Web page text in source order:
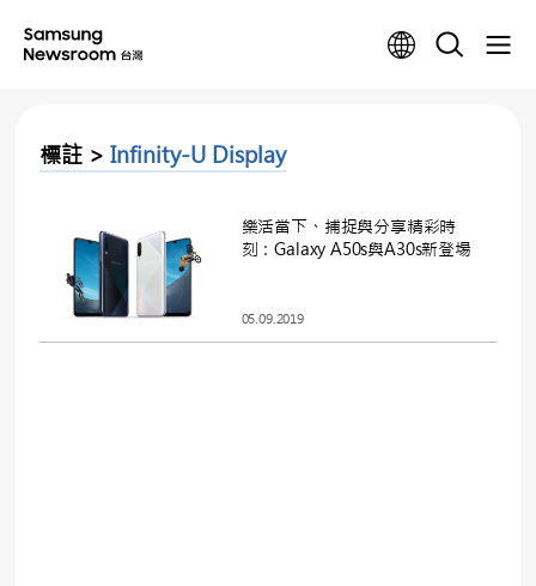
標註 > Infinity-U Display
樂活當下、捕捉與分享精彩時
刻：Galaxy A50s與A30s新登場
05.09.2019